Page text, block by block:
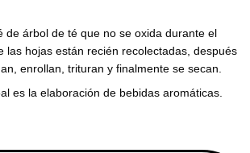
de árbol de té que no se oxida durante el
las hojas están recién recolectadas, después
enrollan, trituran y finalmente se secan.
es la elaboración de bebidas aromáticas.